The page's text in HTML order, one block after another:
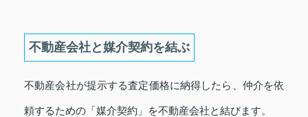
不動産会社と媒介契約を結ぶ
不動産会社が提示する査定価格に納得したら、仲介を依
頼するための「媒介契約」を不動産会社と結びます。